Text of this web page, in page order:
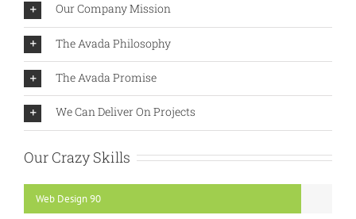
Our Company Mission
The Avada Philosophy
The Avada Promise
We Can Deliver On Projects
Our Crazy Skills
Web Design90